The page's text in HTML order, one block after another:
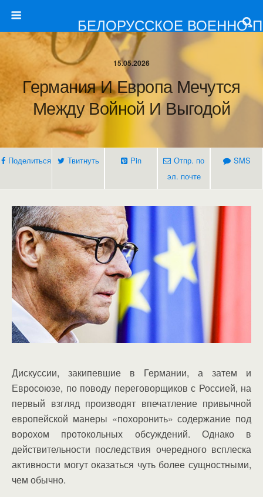
БЕЛОРУССКОЕ ВОЕННО-
15.05.2026
Германия И Европа Мечутся
Между Войной И Выгодой
Поделиться Твитнуть Pin
Отпр. по
эл. почте
SMS
Дискуссии, закипевшие в Германии, а затем и
Евросоюзе, по поводу переговорщиков с Россией, на
первый взгляд производят впечатление привычной
европейской манеры «похоронить» содержание под
ворохом протокольных обсуждений. Однако в
действительности последствия очередного всплеска
активности могут оказаться чуть более сущностными,
чем обычно.